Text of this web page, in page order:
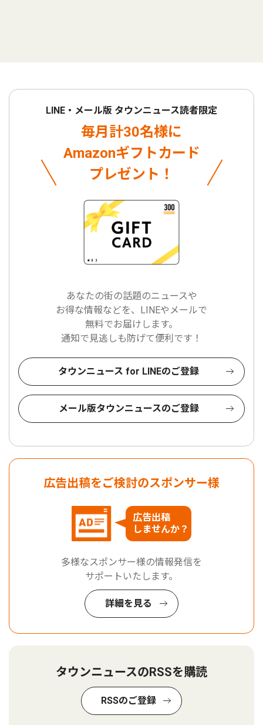
LINE・メール版 タウンニュース読者限定
毎月計30名様に
Amazonギフトカード
プレゼント！
あなたの街の話題のニュースや
お得な情報などを、LINEやメールで
無料でお届けします。
通知で見逃しも防げて便利です！
タウンニュース for LINEのご登録
メール版タウンニュースのご登録
広告出稿をご検討のスポンサー様
広告出稿
しませんか？
多様なスポンサー様の情報発信を
サポートいたします。
詳細を見る
タウンニュースのRSSを購読
RSSのご登録